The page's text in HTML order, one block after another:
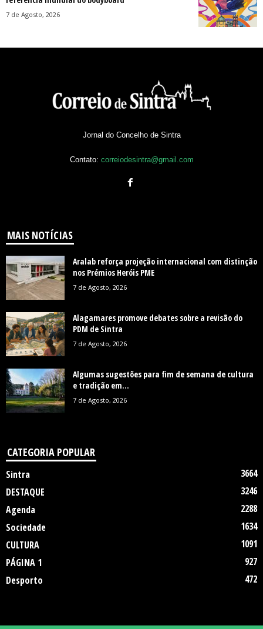
7 de Agosto, 2026
Jornal do Concelho de Sintra
Contato: correiodesintra@gmail.com
MAIS NOTÍCIAS
Aralab reforça projeção internacional com distinção
nos Prémios Heróis PME
7 de Agosto, 2026
Alagamares promove debates sobre a revisão do
PDM de Sintra
7 de Agosto, 2026
Algumas sugestões para fim de semana de cultura
e tradição em...
7 de Agosto, 2026
CATEGORIA POPULAR
Sintra
3664
DESTAQUE
3246
Agenda
2288
Sociedade
1634
CULTURA
1091
PÁGINA 1
927
Desporto
472